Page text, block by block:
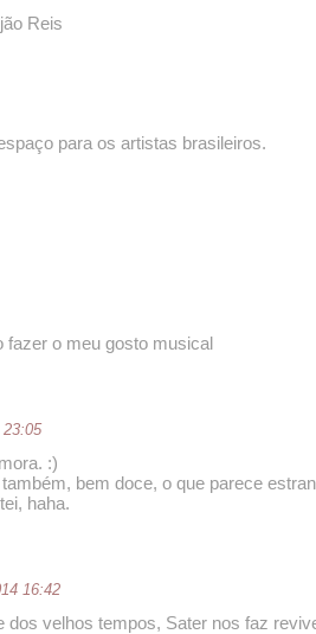
Reis
para os artistas brasileiros.
fazer o meu gosto musical
:)
bem doce, o que parece
haha.
16:42
dos velhos tempos, Sater nos faz